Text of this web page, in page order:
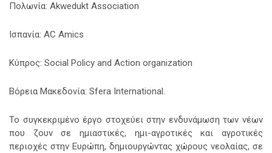
Πολωνία: Akwedukt Association
Ισπανία: AC Amics
Κύπρος: Social Policy and Action organization
Βόρεια Μακεδονία: Sfera International.
Το συγκεκριμένο έργο στοχεύει στην ενδυνάμωση των νέων
που ζουν σε ημιαστικές, ημι-αγροτικές και αγροτικές
περιοχές στην Ευρώπη, δημιουργώντας χώρους νεολαίας, σε